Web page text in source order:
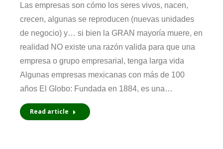
Las empresas son cómo los seres vivos, nacen,
crecen, algunas se reproducen (nuevas unidades
de negocio) y… si bien la GRAN mayoría muere, en
realidad NO existe una razón valida para que una
empresa o grupo empresarial, tenga larga vida
Algunas empresas mexicanas con más de 100
años El Globo: Fundada en 1884, es una…
Read article